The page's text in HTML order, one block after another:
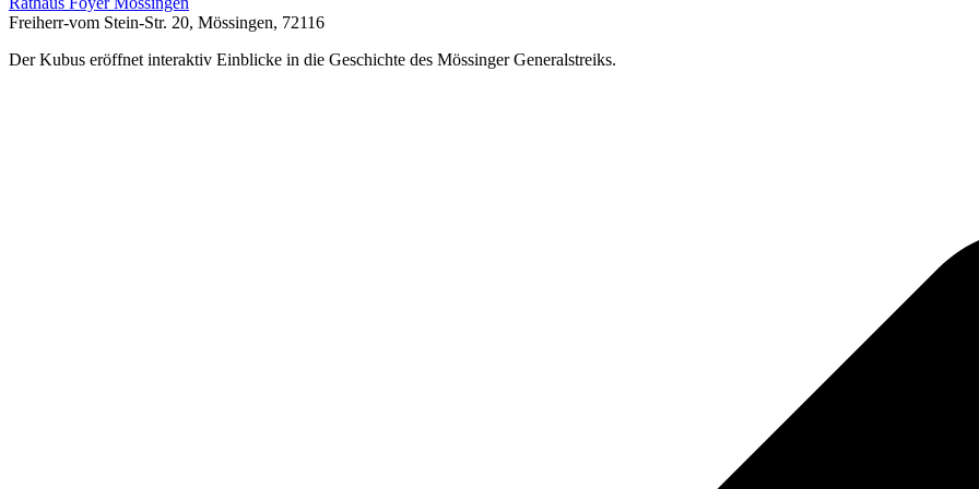
Freiherr-vom Stein-Str. 20, Mössingen, 72116
Der Kubus eröffnet interaktiv Einblicke in die Geschichte des Mössinger Generalstreiks.